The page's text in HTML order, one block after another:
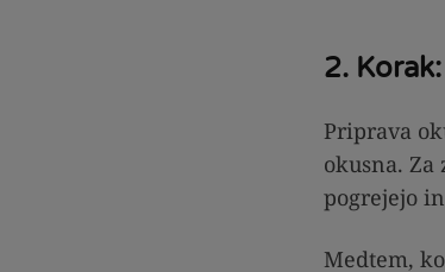
2.
Priprava
okusna.
pogrejejo
Medtem,